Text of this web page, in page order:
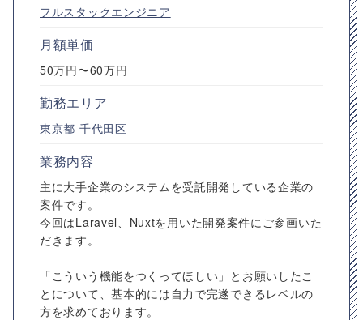
フルスタックエンジニア
月額単価
50万円〜60万円
勤務エリア
東京都 千代田区
業務内容
主に大手企業のシステムを受託開発している企業の
案件です。
今回はLaravel、Nuxtを用いた開発案件にご参画いた
だきます。
「こういう機能をつくってほしい」とお願いしたこ
とについて、基本的には自力で完遂できるレベルの
方を求めております。